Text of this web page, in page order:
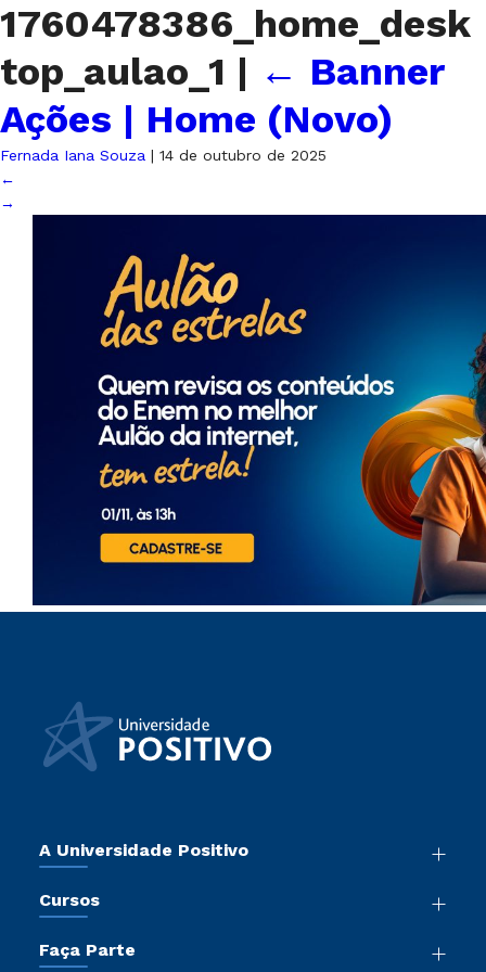
1760478386_home_desk
top_aulao_1 | ← Banner
Ações | Home (Novo)
Fernada Iana Souza | 14 de outubro de 2025
←
→
A Universidade Positivo
Sala de Imprensa
Cursos
Pós-Graduação
Faça Parte